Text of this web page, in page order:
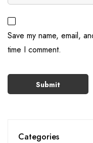
Save my name, email,
time I comment.
Categories